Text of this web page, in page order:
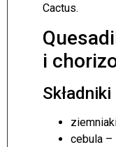
Cactus.
i
cebula –